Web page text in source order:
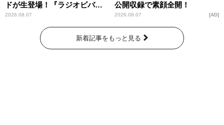
ドが生登場！『ラジオビバリ
ー昼ズ』
2026.08.07
公開収録で素顔全開！
2026.08.07 AD
新着記事をもっと見る